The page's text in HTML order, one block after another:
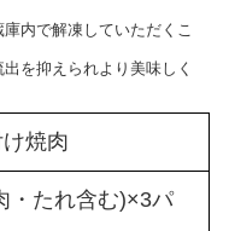
内で解凍していただくこ
を抑えられより美味しく
焼肉
・たれ含む)×3パ